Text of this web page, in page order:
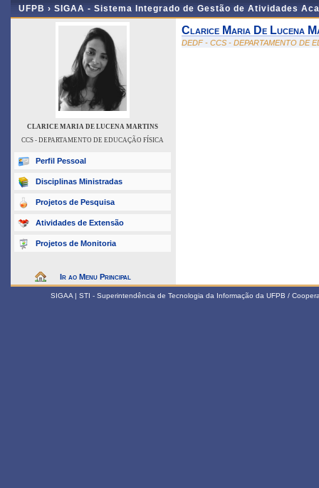
UFPB › SIGAA - Sistema Integrado de Gestão de Atividades
CLARICE MARIA DE LUCENA MARTINS
CCS - DEPARTAMENTO DE EDUCAÇÃO FÍSICA
Perfil Pessoal
Disciplinas Ministradas
Projetos de Pesquisa
Atividades de Extensão
Projetos de Monitoria
Ir ao Menu Principal
Clarice Maria De Lucena
DEDF - CCS - DEPARTAMENTO DE
SIGAA | STI - Superintendência de Tecnologia da Informação da UFPB /